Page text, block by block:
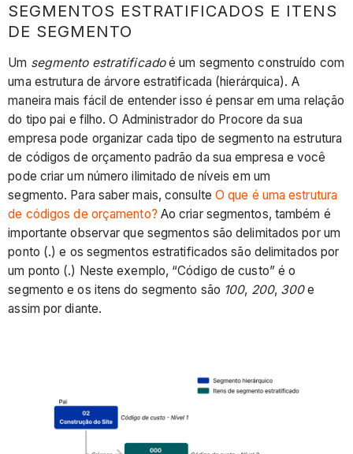
SEGMENTOS ESTRATIFICADOS E ITENS
DE SEGMENTO
Um segmento estratificadoé um segmento construído com
uma estrutura de árvore estratificada (hierárquica). A
maneira mais fácil de entender isso é pensar em uma relação
do tipo pai e filho. O Administrador do Procore da sua
empresa pode organizar cada tipo de segmento na estrutura
de códigos de orçamento padrão da sua empresa e você
pode criar um número ilimitado de níveis em um
segmento. Para saber mais, consulte O que é uma estrutura
de códigos de orçamento? Ao criar segmentos, também é
importante observar que segmentos são delimitados por um
ponto (.) e os segmentos estratificados são delimitados por
um ponto (.) Neste exemplo, “Código de custo” é o
segmento e os itens do segmento são 100, 200, 300e
assim por diante.